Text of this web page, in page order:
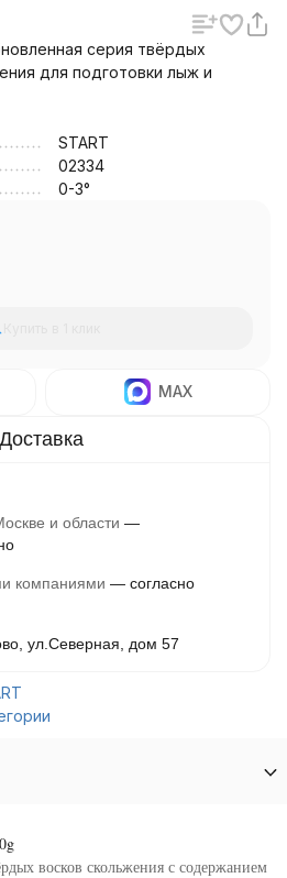
серия твёрдых
для подготовки лыж и
START
02334
0-3°
MAX
и области
компаниями
согласно
ул.Северная, дом 57
восков скольжения с содержанием